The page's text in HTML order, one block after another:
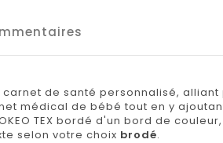
de santé personnalisé,
médical de bébé tout en y
TEX bordé d'un bord de
selon votre choix brodé.